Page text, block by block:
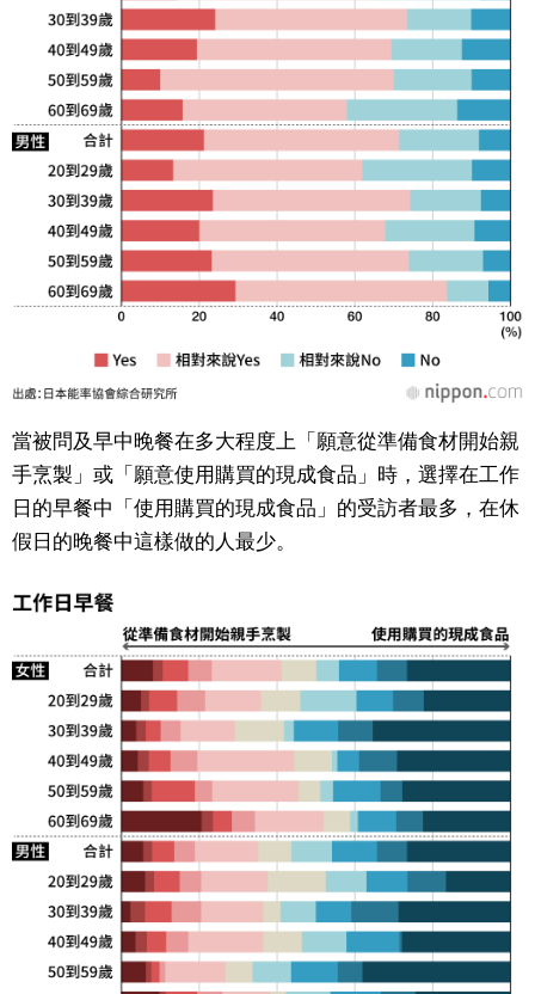
當被問及早中晚餐在多大程度上「願意從準備食材開始親
手烹製」或「願意使用購買的現成食品」時，選擇在工作
日的早餐中「使用購買的現成食品」的受訪者最多，在休
假日的晚餐中這樣做的人最少。